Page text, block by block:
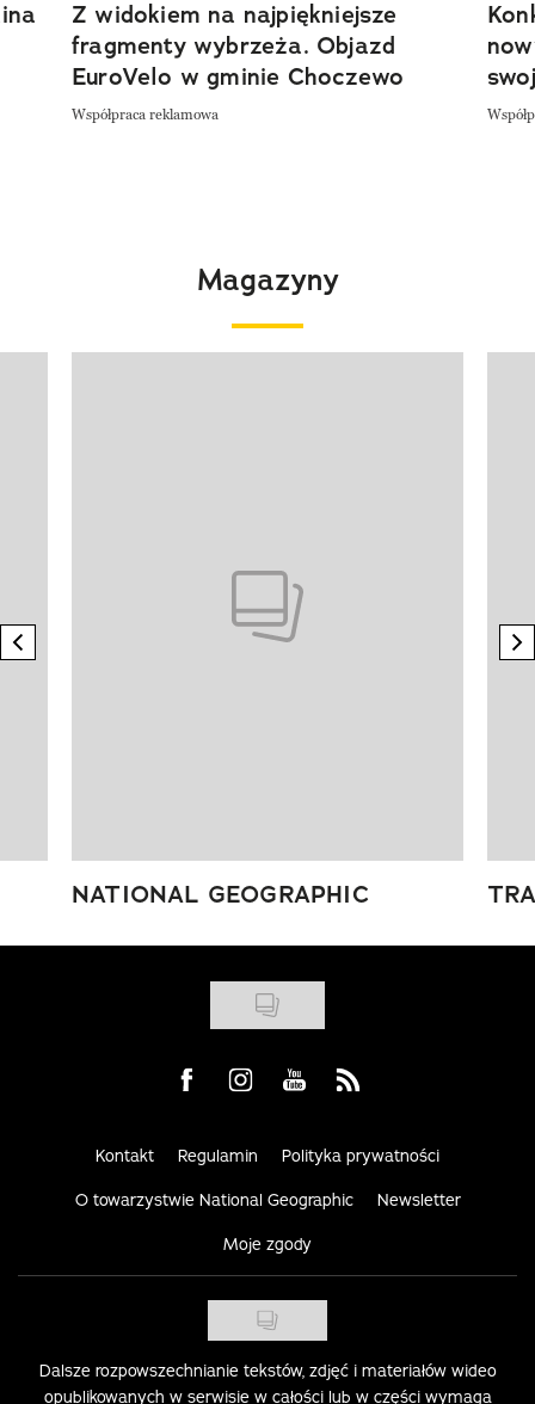
Z widokiem na najpiękniejsze
fragmenty wybrzeża. Objazd
EuroVelo w gminie Choczewo
Współpraca reklamowa
Magazyny
previous element
NATIONAL GEOGRAPHIC
Visit us on Facebook
Visit us on Instagram
Visit us on Youtube
Visit us on Rss
Kontakt Regulamin Polityka prywatności
O towarzystwie National Geographic Newsletter
Moje zgody
Dalsze rozpowszechnianie tekstów, zdjęć i materiałów wideo
opublikowanych w serwisie w całości lub w części wymaga